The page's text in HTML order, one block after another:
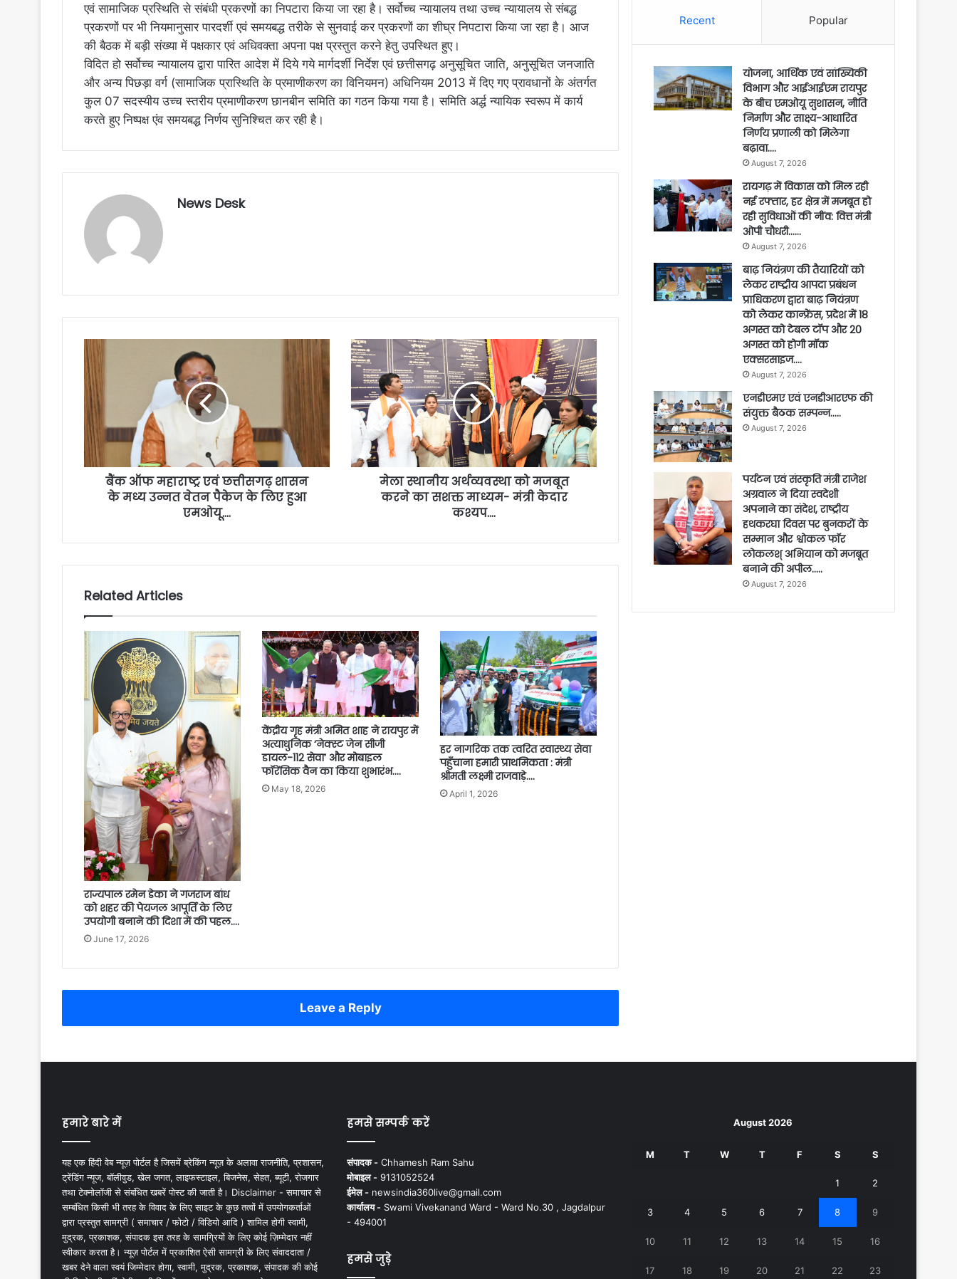
एवं सामाजिक प्रस्थिति से संबंधी प्रकरणों का निपटारा किया जा रहा है। सर्वोच्च न्यायालय तथा उच्च न्यायालय से संबद्ध
प्रकरणों पर भी नियमानुसार पारदर्शी एवं समयबद्ध तरीके से सुनवाई कर प्रकरणों का शीघ्र निपटारा किया जा रहा है। आज
की बैठक में बड़ी संख्या में पक्षकार एवं अधिवक्ता अपना पक्ष प्रस्तुत करने हेतु उपस्थित हुए।
विदित हो सर्वोच्च न्यायालय द्वारा पारित आदेश में दिये गये मार्गदर्शी निर्देश एवं छत्तीसगढ़ अनुसूचित जाति, अनुसूचित जनजाति
और अन्य पिछड़ा वर्ग (सामाजिक प्रास्थिति के प्रमाणीकरण का विनियमन) अधिनियम 2013 में दिए गए प्रावधानों के अंतर्गत
कुल 07 सदस्यीय उच्च स्तरीय प्रमाणीकरण छानबीन समिति का गठन किया गया है। समिति अर्द्ध न्यायिक स्वरूप में कार्य
करते हुए निष्पक्ष एंव समयबद्ध निर्णय सुनिश्चित कर रही है।
News Desk
बैंक ऑफ महाराष्ट्र एवं छत्तीसगढ़ शासन
के मध्य उन्नत वेतन पैकेज के लिए हुआ
एमओयू….
मेला स्थानीय अर्थव्यवस्था को मजबूत
करने का सशक्त माध्यम- मंत्री केदार
कश्यप….
Related Articles
राज्यपाल रमेन डेका ने गजराज बांध
को शहर की पेयजल आपूर्ति के लिए
उपयोगी बनाने की दिशा में की पहल….
June 17, 2026
केंद्रीय गृह मंत्री अमित शाह ने रायपुर में
अत्याधुनिक ‘नेक्स्ट जेन सीजी
डायल-112 सेवा’ और मोबाइल
फॉरेंसिक वैन का किया शुभारंभ….
May 18, 2026
हर नागरिक तक त्वरित स्वास्थ्य सेवा
पहुँचाना हमारी प्राथमिकता : मंत्री
श्रीमती लक्ष्मी राजवाड़े….
April 1, 2026
Leave a Reply
Recent Popular
योजना, आर्थिक एवं सांख्यिकी
विभाग और आईआईएम रायपुर
के बीच एमओयू सुशासन, नीति
निर्माण और साक्ष्य-आधारित
निर्णय प्रणाली को मिलेगा
बढ़ावा….
August 7, 2026
रायगढ़ में विकास को मिल रही
नई रफ्तार, हर क्षेत्र में मजबूत हो
रही सुविधाओं की नींव: वित्त मंत्री
ओपी चौधरी……
August 7, 2026
बाढ़ नियंत्रण की तैयारियों को
लेकर राष्ट्रीय आपदा प्रबंधन
प्राधिकरण द्वारा बाढ़ नियंत्रण
को लेकर कान्फ्रेंस, प्रदेश में 18
अगस्त को टेबल टॉप और 20
अगस्त को होगी मॉक
एक्सरसाइज….
August 7, 2026
एनडीएमए एवं एनडीआरएफ की
संयुक्त बैठक सम्पन्न…..
August 7, 2026
पर्यटन एवं संस्कृति मंत्री राजेश
अग्रवाल ने दिया स्वदेशी
अपनाने का संदेश, राष्ट्रीय
हथकरघा दिवस पर बुनकरों के
सम्मान और श्वोकल फॉर
लोकलश् अभियान को मजबूत
बनाने की अपील…..
August 7, 2026
हमारे बारे में
यह एक हिंदी वेब न्यूज़ पोर्टल है जिसमें ब्रेकिंग न्यूज़ के अलावा राजनीति, प्रशासन,
ट्रेंडिंग न्यूज, बॉलीवुड, खेल जगत, लाइफस्टाइल, बिजनेस, सेहत, ब्यूटी, रोजगार
तथा टेक्नोलॉजी से संबंधित खबरें पोस्ट की जाती है। Disclaimer - समाचार से
सम्बंधित किसी भी तरह के विवाद के लिए साइट के कुछ तत्वों में उपयोगकर्ताओं
द्वारा प्रस्तुत सामग्री ( समाचार / फोटो / विडियो आदि ) शामिल होगी स्वामी,
मुद्रक, प्रकाशक, संपादक इस तरह के सामग्रियों के लिए कोई ज़िम्मेदार नहीं
स्वीकार करता है। न्यूज़ पोर्टल में प्रकाशित ऐसी सामग्री के लिए संवाददाता /
खबर देने वाला स्वयं जिम्मेदार होगा, स्वामी, मुद्रक, प्रकाशक, संपादक की कोई
हमसे सम्पर्क करें
संपादक -Chhamesh Ram Sahu
मोबाइल -9131052524
ईमेल - newsindia360live@gmail.com
कार्यालय -Swami Vivekanand Ward - Ward No.30 , Jagdalpur
- 494001
हमसे जुड़े
August 2026
M T W T F S S
1 2
3 4 5 6 7 8 9
10 11 12 13 14 15 16
17 18 19 20 21 22 23